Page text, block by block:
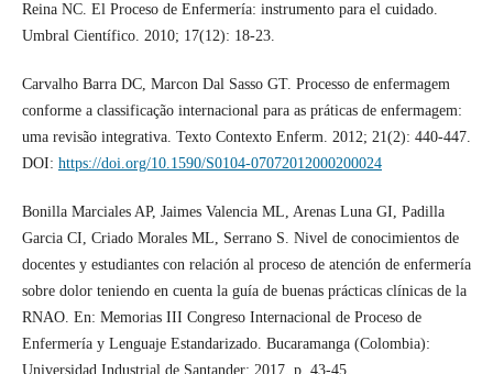
Reina NC. El Proceso de Enfermería: instrumento para el cuidado.
Umbral Científico. 2010; 17(12): 18-23.
Carvalho Barra DC, Marcon Dal Sasso GT. Processo de enfermagem
conforme a classificação internacional para as práticas de enfermagem:
uma revisão integrativa. Texto Contexto Enferm. 2012; 21(2): 440-447.
DOI: https://doi.org/10.1590/S0104-07072012000200024
Bonilla Marciales AP, Jaimes Valencia ML, Arenas Luna GI, Padilla
Garcia CI, Criado Morales ML, Serrano S. Nivel de conocimientos de
docentes y estudiantes con relación al proceso de atención de enfermería
sobre dolor teniendo en cuenta la guía de buenas prácticas clínicas de la
RNAO. En: Memorias III Congreso Internacional de Proceso de
Enfermería y Lenguaje Estandarizado. Bucaramanga (Colombia):
Universidad Industrial de Santander; 2017. p. 43-45.